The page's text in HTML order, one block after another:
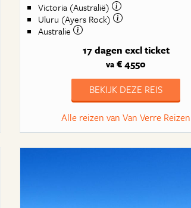
Victoria (Australië)
Uluru (Ayers Rock)
Australie
17 dagen excl ticket
va € 4550
BEKIJK DEZE REIS
Alle reizen van Van Verre Reizen